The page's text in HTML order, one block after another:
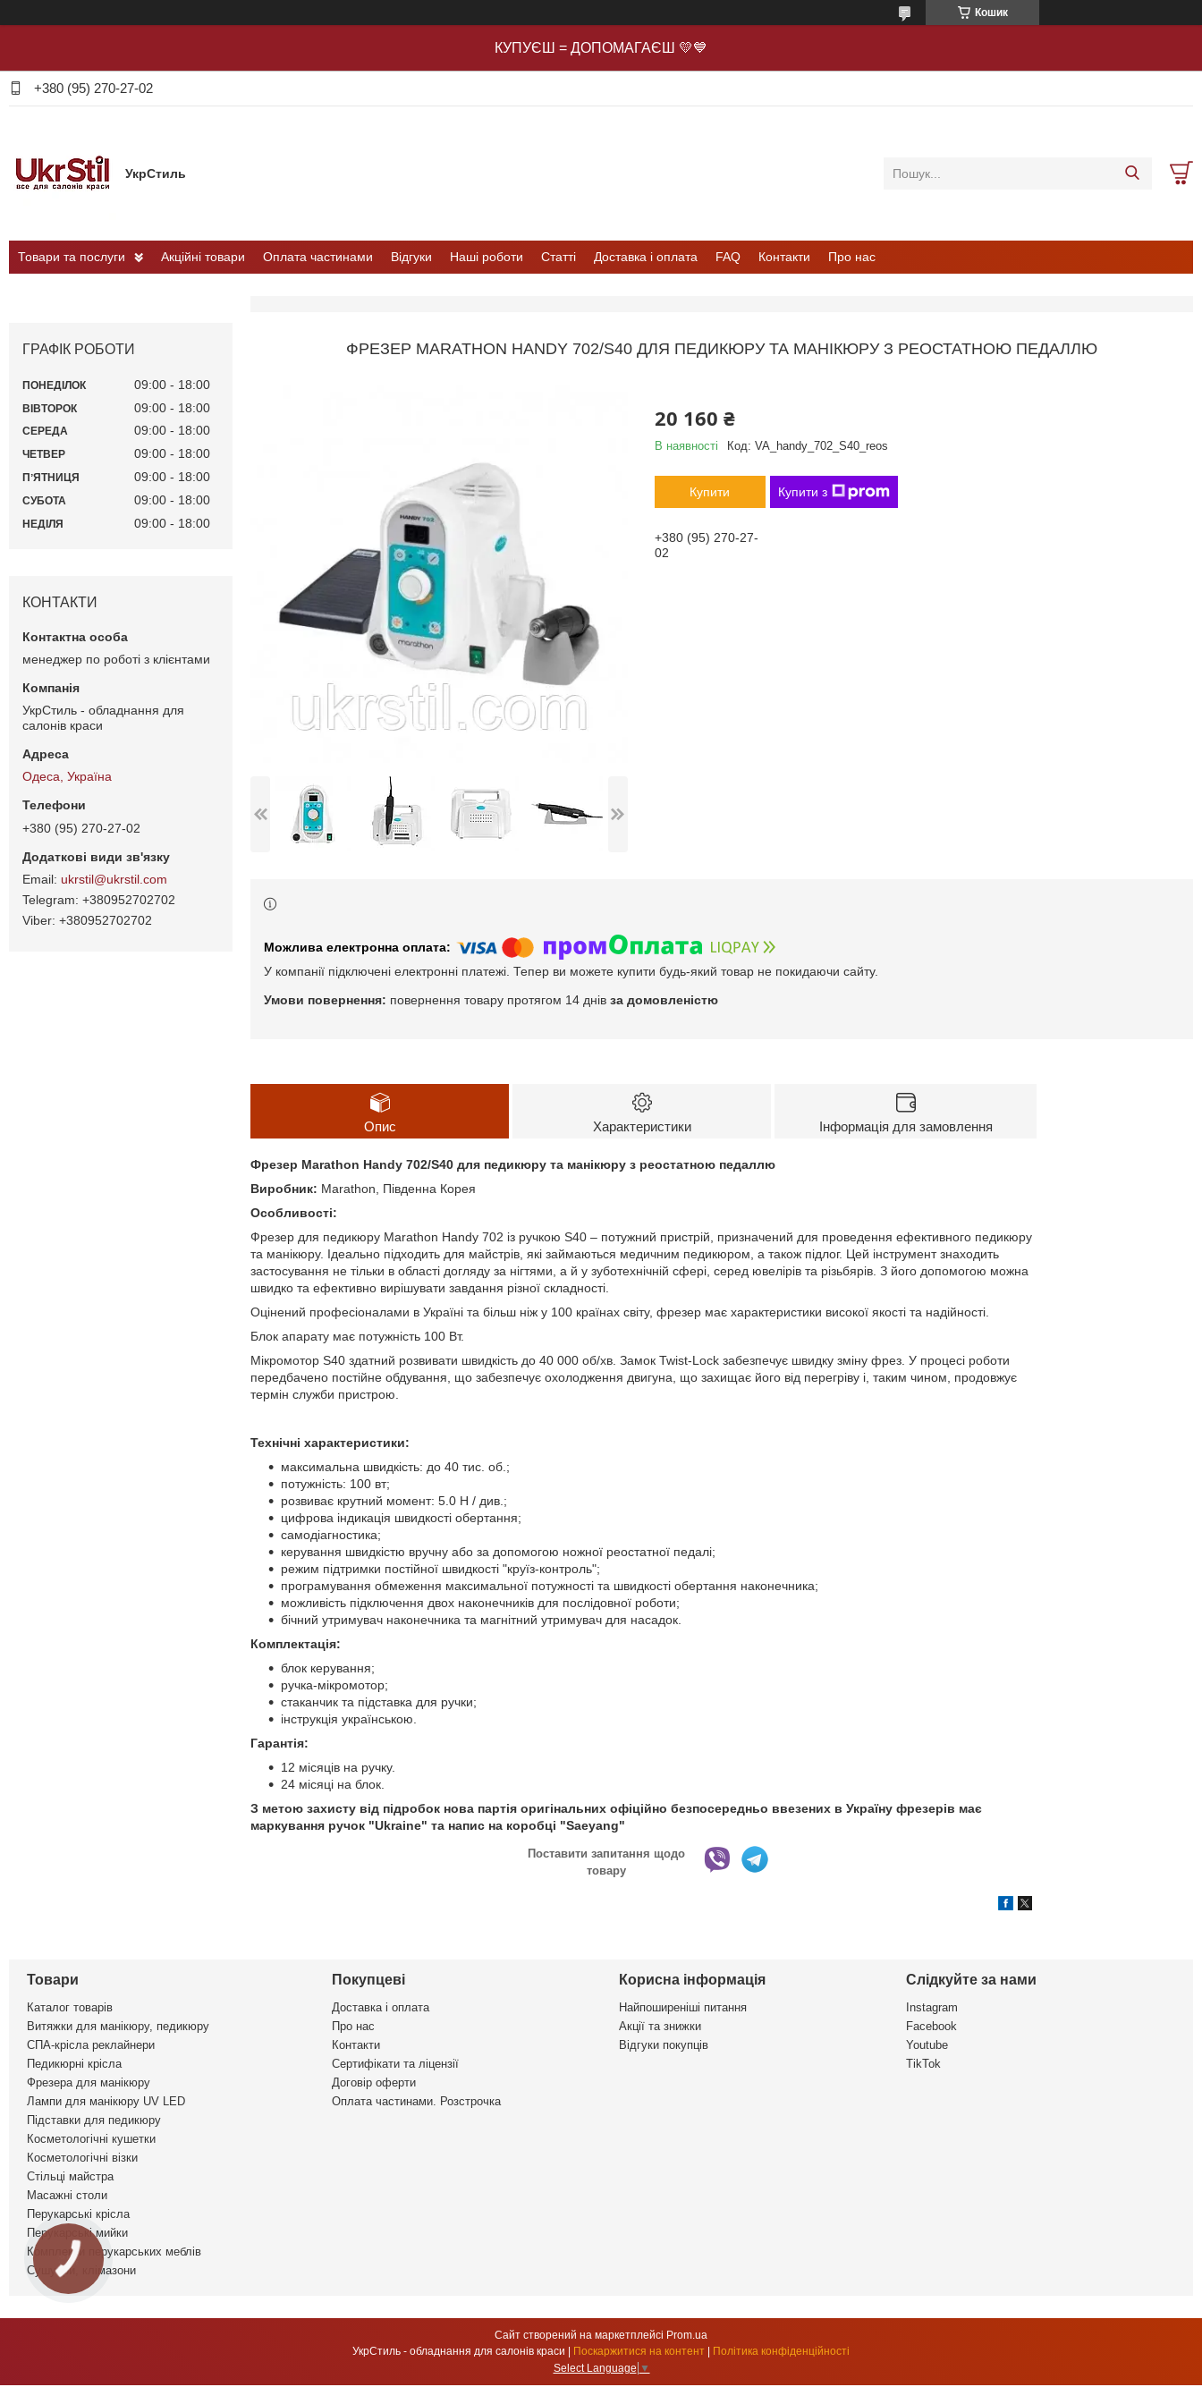
Кошик
КУПУЄШ = ДОПОМАГАЄШ 💛💙
+380 (95) 270-27-02
УкрСтиль
Товари та послуги Акційні товари Оплата частинами Відгуки Наші роботи Статті Доставка і оплата FAQ Контакти Про нас
ФРЕЗЕР MARATHON HANDY 702/S40 ДЛЯ ПЕДИКЮРУ ТА МАНІКЮРУ З РЕОСТАТНОЮ ПЕДАЛЛЮ
20 160 ₴
В наявності Код: VA_handy_702_S40_reos
Купити Купити з
+380 (95) 270-27-
02
У компанії підключені електронні платежі. Тепер ви можете купити будь-який товар не покидаючи сайту.
повернення товару протягом 14 днів за домовленістю
Опис Характеристики Інформація для замовлення
Фрезер Marathon Handy 702/S40 для педикюру та манікюру з реостатною педаллю
Виробник: Marathon, Південна Корея
Особливості:
Фрезер для педикюру Marathon Handy 702 із ручкою S40 – потужний пристрій, призначений для проведення ефективного педикюру
та манікюру. Ідеально підходить для майстрів, які займаються медичним педикюром, а також підлог. Цей інструмент знаходить
застосування не тільки в області догляду за нігтями, а й у зуботехнічній сфері, серед ювелірів та різьбярів. З його допомогою можна
швидко та ефективно вирішувати завдання різної складності.
Оцінений професіоналами в Україні та більш ніж у 100 країнах світу, фрезер має характеристики високої якості та надійності.
Блок апарату має потужність 100 Вт.
Мікромотор S40 здатний розвивати швидкість до 40 000 об/хв. Замок Twist-Lock забезпечує швидку зміну фрез. У процесі роботи
передбачено постійне обдування, що забезпечує охолодження двигуна, що захищає його від перегріву і, таким чином, продовжує
термін служби пристрою.
Технічні характеристики:
максимальна швидкість: до 40 тис. об.;
потужність: 100 вт;
розвиває крутний момент: 5.0 Н / див.;
цифрова індикація швидкості обертання;
самодіагностика;
керування швидкістю вручну або за допомогою ножної реостатної педалі;
режим підтримки постійної швидкості "круїз-контроль";
програмування обмеження максимальної потужності та швидкості обертання наконечника;
можливість підключення двох наконечників для послідовної роботи;
бічний утримувач наконечника та магнітний утримувач для насадок.
Комплектація:
блок керування;
ручка-мікромотор;
стаканчик та підставка для ручки;
інструкція українською.
Гарантія:
12 місяців на ручку.
24 місяці на блок.
З метою захисту від підробок нова партія оригінальних офіційно безпосередньо ввезених в Україну фрезерів має
маркування ручок "Ukraine" та напис на коробці "Saeyang"
Поставити запитання щодо
товару
ГРАФІК РОБОТИ
ПОНЕДІЛОК 09:00 18:00
ВІВТОРОК 09:00 18:00
СЕРЕДА 09:00 18:00
ЧЕТВЕР 09:00 18:00
ПʼЯТНИЦЯ 09:00 18:00
СУБОТА 09:00 18:00
НЕДІЛЯ 09:00 18:00
КОНТАКТИ
менеджер по роботі з клієнтами
УкрСтиль - обладнання для
салонів краси
Одеса, Україна
+380 (95) 270-27-02
ukrstil@ukrstil.com
+380952702702
+380952702702
Товари
Каталог товарів
Витяжки для манікюру, педикюру
СПА-крісла реклайнери
Педикюрні крісла
Фрезера для манікюру
Лампи для манікюру UV LED
Підставки для педикюру
Косметологічні кушетки
Косметологічні візки
Стільці майстра
Масажні столи
Перукарські крісла
Перукарські мийки
Комплекти перукарських меблів
Сушуари, клімазони
Покупцеві
Доставка і оплата
Про нас
Контакти
Сертифікати та ліцензії
Договір оферти
Оплата частинами. Розстрочка
Корисна інформація
Найпоширеніші питання
Акції та знижки
Відгуки покупців
Слідкуйте за нами
Instagram
Facebook
Youtube
TikTok
Сайт створений на маркетплейсі Prom.ua
Поскаржитися на контент
Політика конфіденційності
Select Language ▼